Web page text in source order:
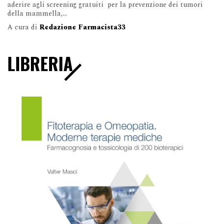
aderire agli screening gratuiti per la prevenzione dei tumori
della mammella,...
A cura di Redazione Farmacista33
LIBRERIA